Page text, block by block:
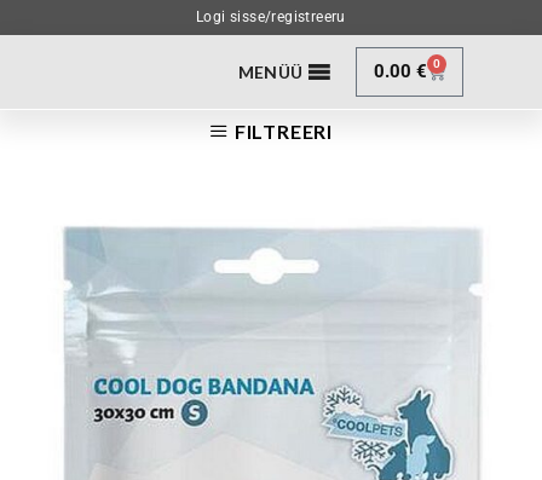
Logi sisse/registreeru
MENÜÜ 0.00€ 0
FILTREERI